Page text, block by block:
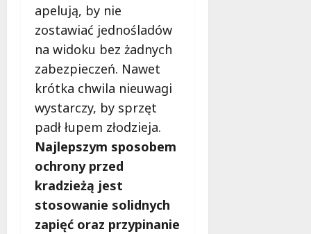
apelują, by nie
zostawiać jednośladów
na widoku bez żadnych
zabezpieczeń. Nawet
krótka chwila nieuwagi
wystarczy, by sprzęt
padł łupem złodzieja.
Najlepszym sposobem
ochrony przed
kradzieżą jest
stosowanie solidnych
zapięć oraz przypinanie